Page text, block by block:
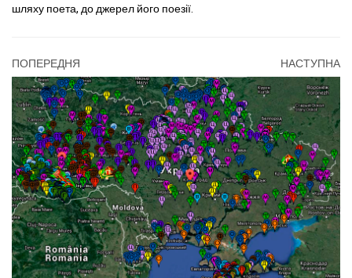
шляху поета, до джерел його поезії.
ПОПЕРЕДНЯ НАСТУПНА